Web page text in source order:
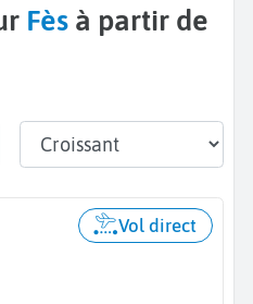
Fès à partir de
Vol direct